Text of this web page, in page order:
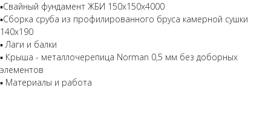
▪️Свайный фундамент ЖБИ 150х150х4000 ⁣⁣⠀⁣⁣⠀⁣⁣⠀⁣⁣⠀⁣⁣⠀
▪️Сборка сруба из профилированного бруса камерной сушки
140х190 ⁣⁣⠀⁣⁣⠀⁣⁣⠀⁣⁣⠀
▪️ Лаги и балки⁣⁣⠀⁣⁣⠀⁣⁣⠀⁣⁣⠀⁣⁣⠀
▪️ Крыша - металлочерепица Norman 0,5 мм без доборных
элементов⁣⁣⠀⁣⁣⠀⁣⁣⠀⁣⁣⠀⁣⁣⠀
▪️ Материалы и работа